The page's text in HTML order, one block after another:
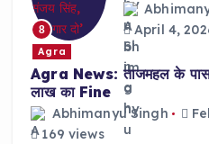
8
April 4,
Agra
Agra News: ताजमहल के पास
लाख का Fine
Abhimanyu Singh
169 views